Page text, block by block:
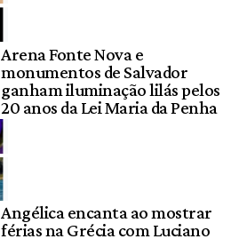
Arena Fonte Nova e
monumentos de Salvador
ganham iluminação lilás pelos
20 anos da Lei Maria da Penha
Angélica encanta ao mostrar
férias na Grécia com Luciano